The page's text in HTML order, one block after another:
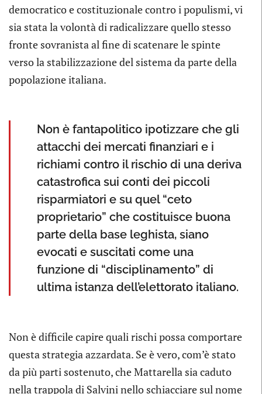
democratico e costituzionale contro i populismi, vi
sia stata la volontà di radicalizzare quello stesso
fronte sovranista al fine di scatenare le spinte
verso la stabilizzazione del sistema da parte della
popolazione italiana.
Non è fantapolitico ipotizzare che gli
attacchi dei mercati finanziari e i
richiami contro il rischio di una deriva
catastrofica sui conti dei piccoli
risparmiatori e su quel “ceto
proprietario” che costituisce buona
parte della base leghista, siano
evocati e suscitati come una
funzione di “disciplinamento” di
ultima istanza dell’elettorato italiano.
Non è difficile capire quali rischi possa comportare
questa strategia azzardata. Se è vero, com’è stato
da più parti sostenuto, che Mattarella sia caduto
nella trappola di Salvini nello schiacciare sul nome